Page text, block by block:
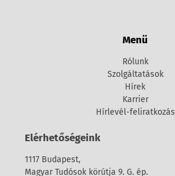
Menü
Rólunk
Szolgáltatások
Hírek
Karrier
Hírlevél-feliratkozás
Elérhetőségeink
1117 Budapest,
Magyar Tudósok körútja 9. G. ép.